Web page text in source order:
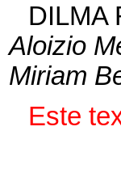
DILMA
Aloizio
Miriam
Este